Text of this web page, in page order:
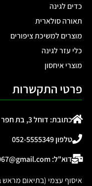
כדים לגינה
תאורה סולארית
מוצרים למשיכת ציפורים
כלי עזר לגינה
מוצרי איחסון
פרטי התקשרות
כתובת: דוחל 3, בת חפר
טלפון 052-5555349
דוא"ל: ohad2967@gmail.com
איסוף עצמי (בתיאום מראש בלבד):